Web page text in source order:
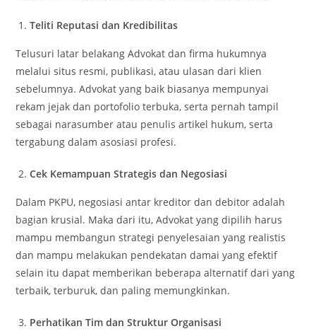
Teliti Reputasi dan Kredibilitas
Telusuri latar belakang Advokat dan firma hukumnya
melalui situs resmi, publikasi, atau ulasan dari klien
sebelumnya. Advokat yang baik biasanya mempunyai
rekam jejak dan portofolio terbuka, serta pernah tampil
sebagai narasumber atau penulis artikel hukum, serta
tergabung dalam asosiasi profesi.
Cek Kemampuan Strategis dan Negosiasi
Dalam PKPU, negosiasi antar kreditor dan debitor adalah
bagian krusial. Maka dari itu, Advokat yang dipilih harus
mampu membangun strategi penyelesaian yang realistis
dan mampu melakukan pendekatan damai yang efektif
selain itu dapat memberikan beberapa alternatif dari yang
terbaik, terburuk, dan paling memungkinkan.
Perhatikan Tim dan Struktur Organisasi